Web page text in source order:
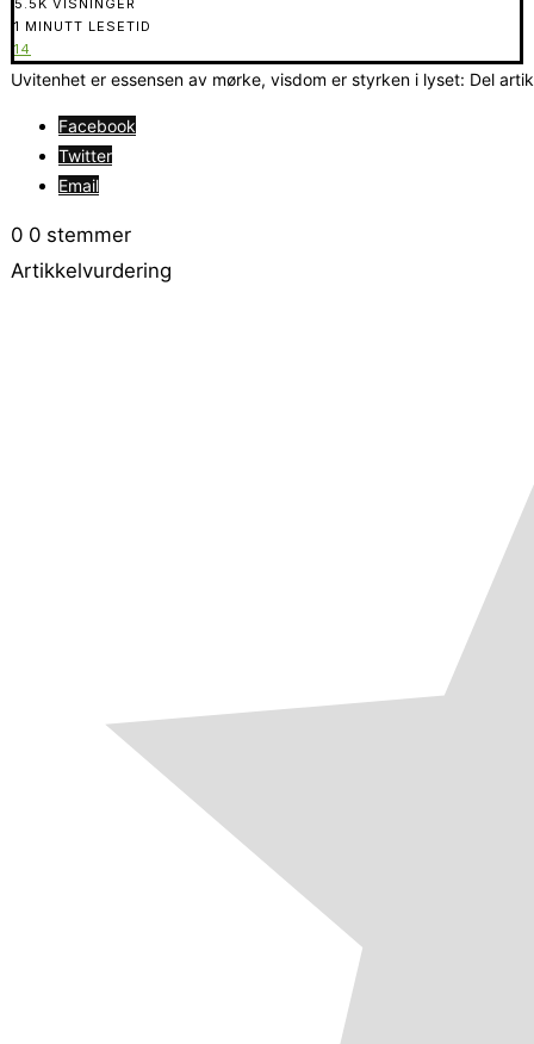
5.5K VISNINGER
1 MINUTT LESETID
14
Uvitenhet er essensen av mørke, visdom er styrken i lyset: Del
Facebook
Twitter
Email
0 0 stemmer
Artikkelvurdering